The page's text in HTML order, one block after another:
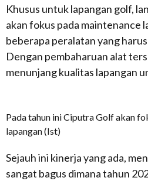
Khusus untuk lapangan golf,
akan fokus pada maintenance
beberapa peralatan yang
Dengan pembaharuan alat
menunjang kualitas lapangan
Pada tahun ini Ciputra Golf akan
lapangan (Ist)
Sejauh ini kinerja yang ada,
sangat bagus dimana tahun